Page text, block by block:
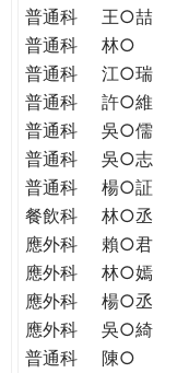
普通科
王○喆
普通科
林○
普通科
江○瑞
普通科
許○維
普通科
吳○儒
普通科
吳○志
普通科
楊○証
餐飲科
林○丞
應外科
賴○君
應外科
林○嫣
應外科
楊○丞
應外科
吳○綺
普通科
陳○